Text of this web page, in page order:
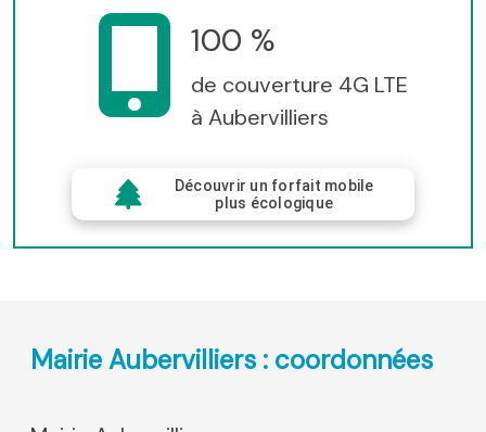
100 %
de couverture 4G LTE
à Aubervilliers
Découvrir un forfait mobile
plus écologique
Mairie Aubervilliers : coordonnées